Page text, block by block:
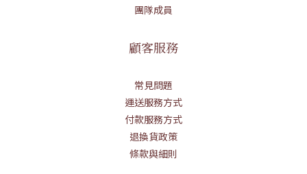
團隊成員
顧客服務
常見問題
運送服務方式
付款服務方式
退換貨政策
條款與細則